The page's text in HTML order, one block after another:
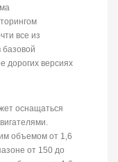
все из
дорогих версиях
оснащаться
объемом от 1,6
от 150 до